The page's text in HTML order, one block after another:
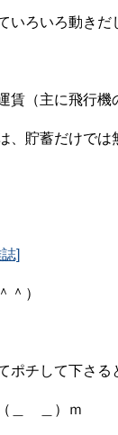
ろいろ動きだ
賃（主に飛行機
、貯蓄だけでは
]
＾）
ポチして下さる
＿ ＿）ｍ